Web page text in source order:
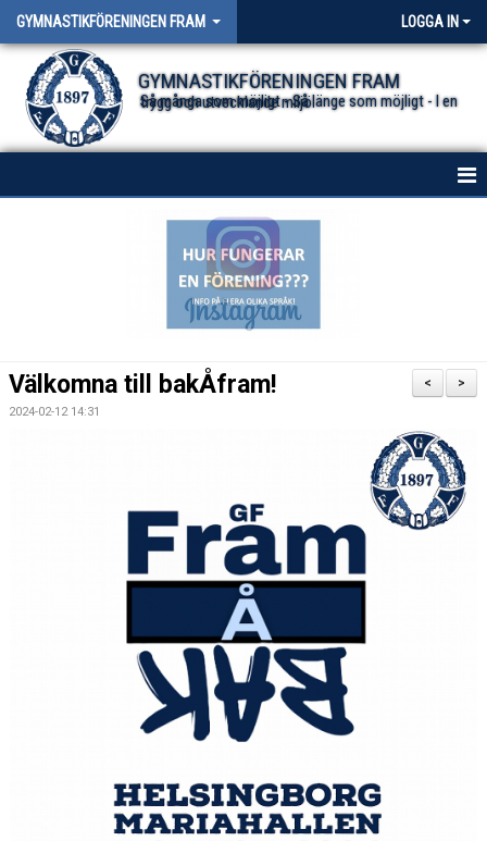
GYMNASTIKFÖRENINGEN FRAM LOGGA IN
GYMNASTIKFÖRENINGEN FRAM
Så många som möjligt - Så länge som möjligt - I en trygg och utvecklande miljö.
NYHETER FÖR ALLA TRUPPER
>
<
Välkomna till bakÅfram!
2024-02-12 14:31